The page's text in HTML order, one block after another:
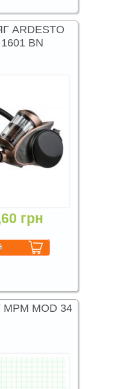
ARDESTO
BN
грн
MOD 34